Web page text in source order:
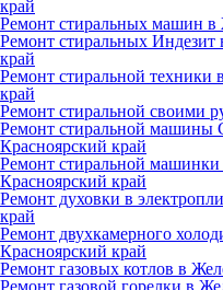
край
Ремонт стиральных машин в
Ремонт стиральных Индезит
край
Ремонт стиральной техники
край
Ремонт стиральной своими
Ремонт стиральной машины
Красноярский край
Ремонт стиральной машинки
Красноярский край
Ремонт духовки в
край
Ремонт двухкамерного
Красноярский край
Ремонт газовых котлов в
Ремонт газовой горелки в